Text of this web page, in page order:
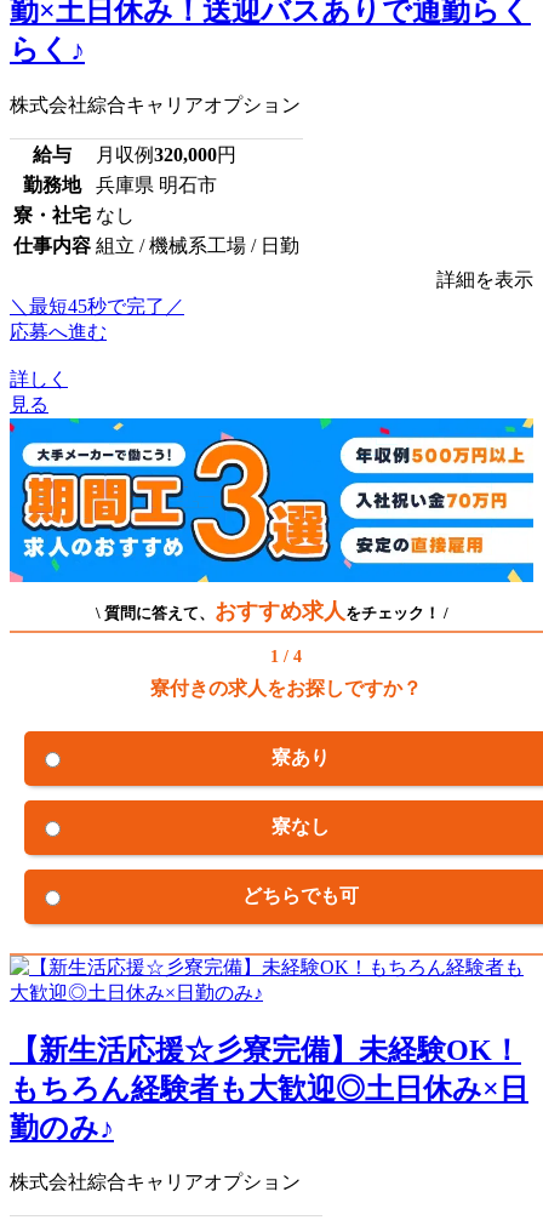
勤×土日休み！送迎バスありで通勤らく
らく♪
株式会社綜合キャリアオプション
給与 月収例320,000円
勤務地
兵庫県 明石市
寮・社宅 なし
仕事内容 組立 / 機械系工場 / 日勤
詳細を表示
＼最短45秒で完了／
応募へ進む
詳しく
見る
\ 質問に答えて、 おすすめ求人 をチェック！ /
1 / 4
寮付きの求人をお探しですか？
寮あり
寮なし
どちらでも可
【新生活応援☆彡寮完備】未経験OK！
もちろん経験者も大歓迎◎土日休み×日
勤のみ♪
株式会社綜合キャリアオプション